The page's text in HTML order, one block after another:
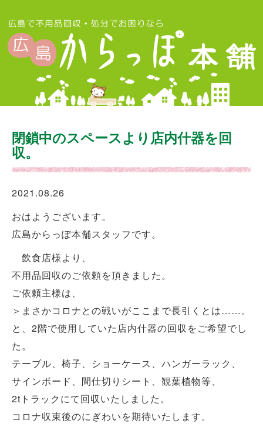
閉鎖中のスペースより店内什器を回
収。
2021.08.26
おはようございます。
広島からっぽ本舗スタッフです。
飲食店様より、
不用品回収のご依頼を頂きました。
ご依頼主様は、
＞まさかコロナとの戦いがここまで長引くとは……。
と、2階で使用していた店内什器の回収をご希望でし
た。
テーブル、椅子、ショーケース、ハンガーラック、
サインボード、間仕切りシート、観葉植物等、
2tトラックにて回収いたしました。
コロナ収束後のにぎわいを期待いたします。